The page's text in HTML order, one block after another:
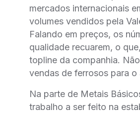
mercados internacionais
volumes vendidos pela
Falando em preços, os
qualidade recuarem, o
topline da companhia.
vendas de ferrosos para o
Na parte de Metais
trabalho a ser feito na